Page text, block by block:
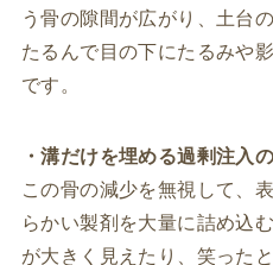
う骨の隙間が広がり、土台
たるんで目の下にたるみや
です。
・溝だけを埋める過剰注入
この骨の減少を無視して、
らかい製剤を大量に詰め込
が大きく見えたり、笑った